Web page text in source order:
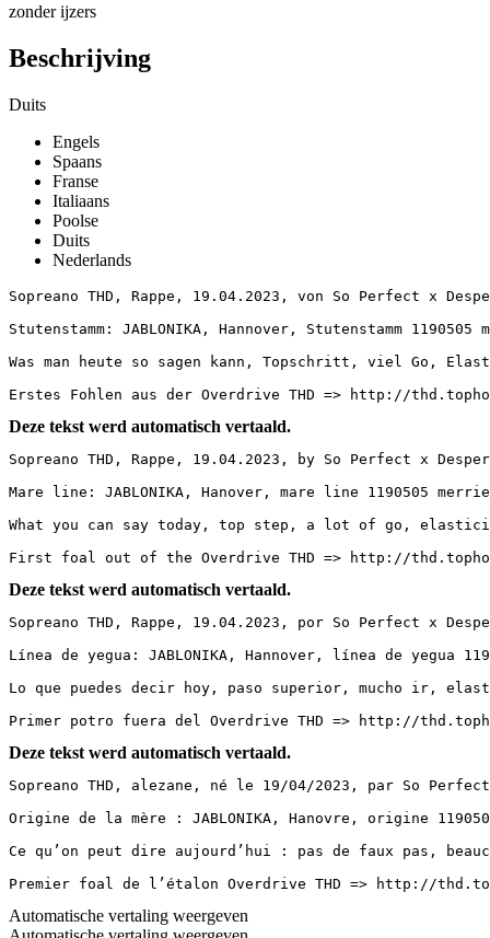
zonder ijzers
Beschrijving
Duits
Engels
Spaans
Franse
Italiaans
Poolse
Duits
Nederlands
Sopreano THD, Rappe, 19.04.2023, von So Perfect x
Stutenstamm: JABLONIKA, Hannover, Stutenstamm
Was man heute so sagen kann, Topschritt, viel Go,
Erstes Fohlen aus der Overdrive THD => http://
Deze tekst werd automatisch vertaald.
Sopreano THD, Rappe, 19.04.2023, by So Perfect x
Mare line: JABLONIKA, Hanover, mare line 1190505
What you can say today, top step, a lot of go,
First foal out of the Overdrive THD => http://
Deze tekst werd automatisch vertaald.
Sopreano THD, Rappe, 19.04.2023, por So Perfect x
Línea de yegua: JABLONIKA, Hannover, línea de
Lo que puedes decir hoy, paso superior, mucho ir,
Primer potro fuera del Overdrive THD => http://
Deze tekst werd automatisch vertaald.
Sopreano THD, alezane, né le 19/04/2023, par So
Origine de la mère : JABLONIKA, Hanovre, origine
Ce qu’on peut dire aujourd’hui : pas de faux pas,
Premier foal de l’étalon Overdrive THD => http://
Automatische vertaling weergeven